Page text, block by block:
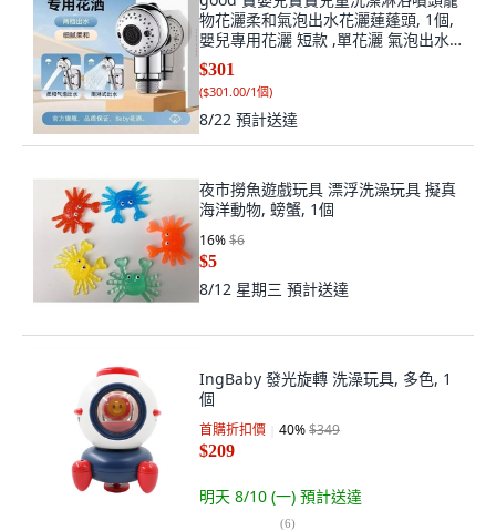
物花灑柔和氣泡出水花灑蓮蓬頭, 1個,
嬰兒專用花灑 短款 ,單花灑 氣泡出水
不傷膚
$301
($301.00/1個)
8/22 預計送達
夜市撈魚遊戲玩具 漂浮洗澡玩具 擬真
海洋動物, 螃蟹, 1個
16%$6
$5
8/12 星期三 預計送達
IngBaby 發光旋轉 洗澡玩具, 多色, 1
個
首購折扣價 40%$349
$209
明天 8/10 (一) 預計送達
(6)